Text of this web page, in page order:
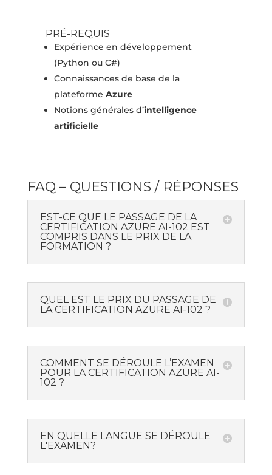
PRÉ-REQUIS
Expérience en développement
(Python ou C#)
Connaissances de base de la
plateforme Azure
Notions générales d’intelligence
artificielle
FAQ – QUESTIONS / RÉPONSES
EST-CE QUE LE PASSAGE DE LA
CERTIFICATION AZURE AI-102 EST
COMPRIS DANS LE PRIX DE LA
FORMATION ?
QUEL EST LE PRIX DU PASSAGE DE
LA CERTIFICATION AZURE AI-102 ?
COMMENT SE DÉROULE L’EXAMEN
POUR LA CERTIFICATION AZURE AI-
102 ?
EN QUELLE LANGUE SE DÉROULE
L'EXAMEN?